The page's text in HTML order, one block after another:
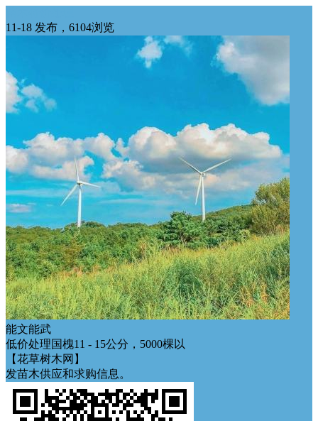
11-18 发布，6104浏览
能文能武
低价处理国槐11 - 15公分，5000棵以
【花草树木网】
发苗木供应和求购信息。